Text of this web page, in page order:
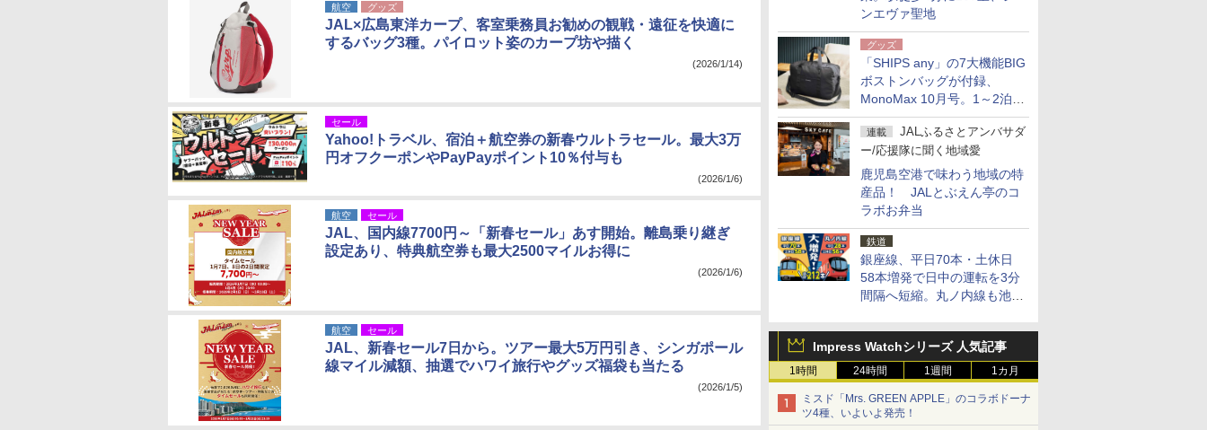
ンエヴァ聖地
グッズ
「SHIPS any」の7大機能BIG
ボストンバッグが付録、
MonoMax 10月号。1～2泊の
荷物、キャリーオンも可能
連載
JALふるさとアンバサダ
ー/応援隊に聞く地域愛
鹿児島空港で味わう地域の特
産品！ JALとぶえん亭のコ
ラボお弁当
鉄道
銀座線、平日70本・土休日
58本増発で日中の運転を3分
間隔へ短縮。丸ノ内線も池袋
Impress Watchシリーズ 人気記事
1時間 24時間 1週間 1カ月
ミスド「Mrs. GREEN APPLE」のコラボドーナ
ツ4種、いよいよ発売！
航空 グッズ
JAL×広島東洋カープ、客室乗務員お勧めの観戦・遠征を快適に
するバッグ3種。パイロット姿のカープ坊や描く
(2026/1/14)
セール
Yahoo!トラベル、宿泊＋航空券の新春ウルトラセール。最大3万
円オフクーポンやPayPayポイント10％付与も
(2026/1/6)
航空 セール
JAL、国内線7700円～「新春セール」あす開始。離島乗り継ぎ
設定あり、特典航空券も最大2500マイルお得に
(2026/1/6)
航空 セール
JAL、新春セール7日から。ツアー最大5万円引き、シンガポール
線マイル減額、抽選でハワイ旅行やグッズ福袋も当たる
(2026/1/5)